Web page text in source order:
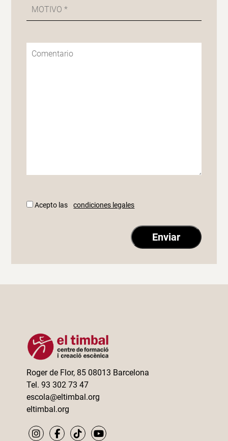
Acepto las condiciones legales
Roger de Flor, 85 08013 Barcelona
Tel. 93 302 73 47
escola@eltimbal.org
eltimbal.org